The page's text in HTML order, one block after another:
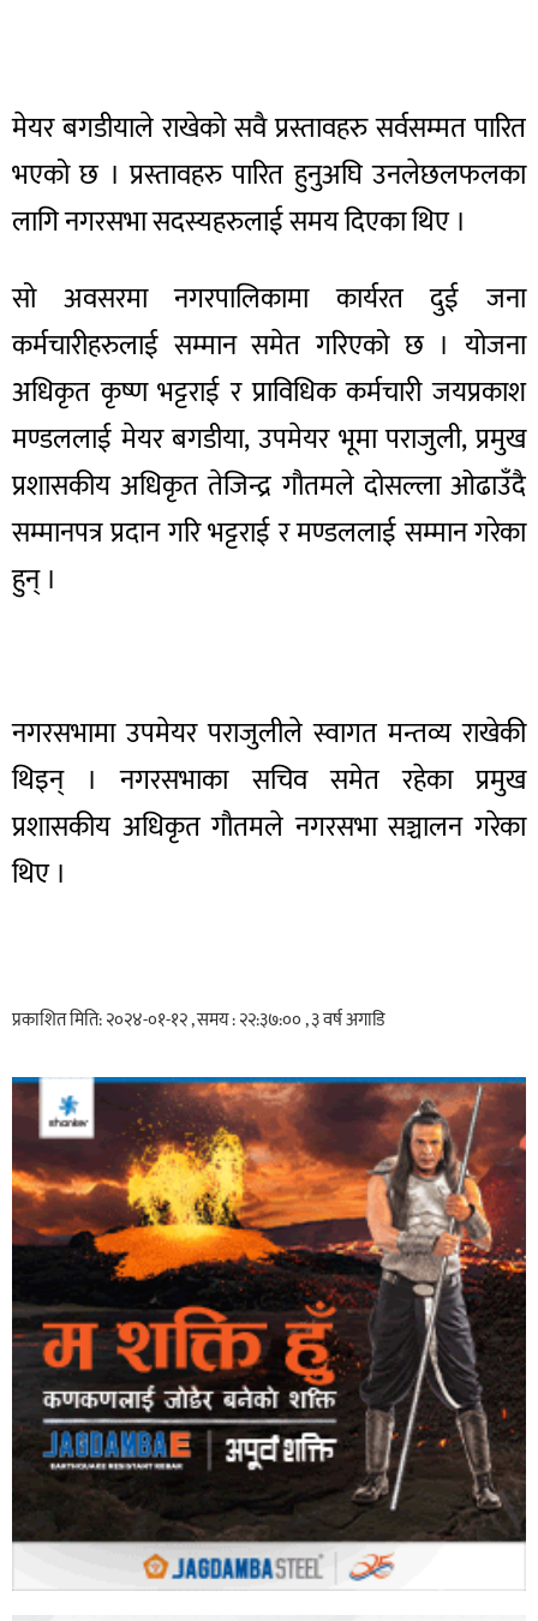
मेयर बगडीयाले राखेको सवै प्रस्तावहरु सर्वसम्मत पारित
भएको छ । प्रस्तावहरु पारित हुनुअघि उनलेछलफलका
लागि नगरसभा सदस्यहरुलाई समय दिएका थिए ।
सो अवसरमा नगरपालिकामा कार्यरत दुई जना
कर्मचारीहरुलाई सम्मान समेत गरिएको छ । योजना
अधिकृत कृष्ण भट्टराई र प्राविधिक कर्मचारी जयप्रकाश
मण्डललाई मेयर बगडीया, उपमेयर भूमा पराजुली, प्रमुख
प्रशासकीय अधिकृत तेजिन्द्र गौतमले दोसल्ला ओढाउँदै
सम्मानपत्र प्रदान गरि भट्टराई र मण्डललाई सम्मान गरेका
हुन् ।
नगरसभामा उपमेयर पराजुलीले स्वागत मन्तव्य राखेकी
थिइन् । नगरसभाका सचिव समेत रहेका प्रमुख
प्रशासकीय अधिकृत गौतमले नगरसभा सञ्चालन गरेका
थिए ।
प्रकाशित मिति: २०२४-०१-१२ , समय : २२:३७:०० , ३ वर्ष अगाडि